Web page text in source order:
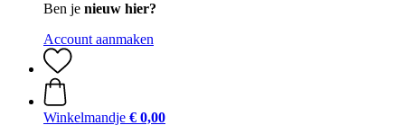
Ben je nieuw hier?
Account aanmaken
Winkelmandje € 0,00